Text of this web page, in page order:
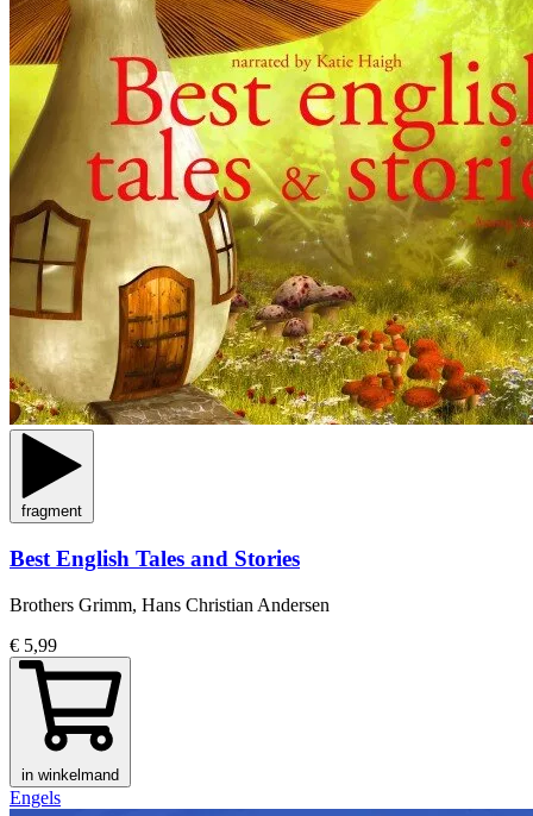
fragment
Best English Tales and Stories
Brothers Grimm, Hans Christian Andersen
€ 5,99
in winkelmand
Engels